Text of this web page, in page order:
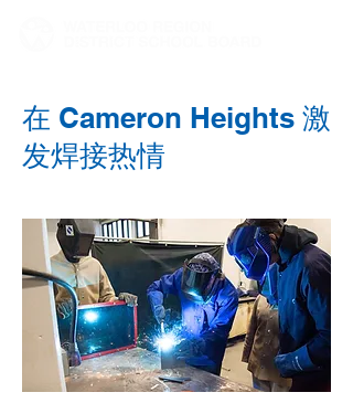
在 Cameron Heights 激
发焊接热情